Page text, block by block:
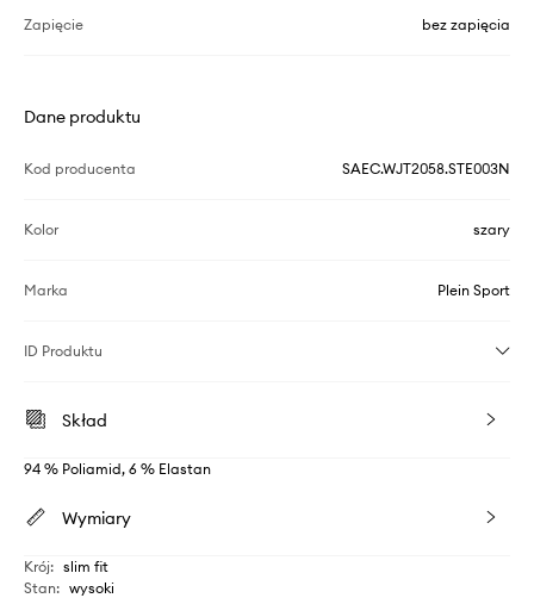
Zapięcie bez zapięcia
Dane produktu
Kod producenta SAEC.WJT2058.STE003N
Kolor szary
Marka Plein Sport
ID Produktu
Skład
94 % Poliamid, 6 % Elastan
Wymiary
Krój: slim fit
Stan: wysoki